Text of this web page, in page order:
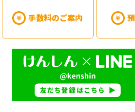
手数料のご案内